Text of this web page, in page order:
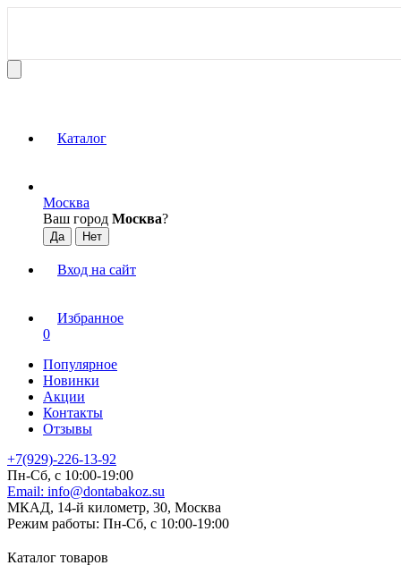
Каталог
Москва
Ваш город Москва?
Вход на сайт
Избранное
0
Популярное
Новинки
Акции
Контакты
Отзывы
+7(929)-226-13-92
Пн-Сб, с 10:00-19:00
Email: info@dontabakoz.su
МКАД, 14-й километр, 30, Москва
Режим работы: Пн-Сб, с 10:00-19:00
Каталог товаров